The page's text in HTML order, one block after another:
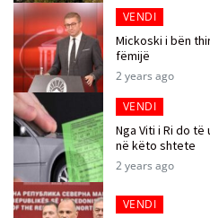
VENDI
Mickoski i bën
fëmijë
2 years ago
VENDI
Nga Viti i Ri do
në këto shtete
2 years ago
VENDI